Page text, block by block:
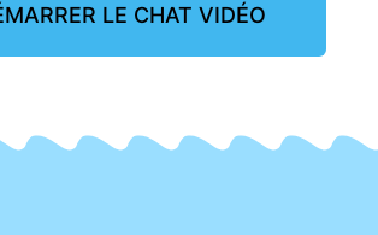
LE CHAT VIDÉO